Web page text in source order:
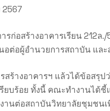
2567
สร้างอาคารเรียน 212ล./
อต่อผู้อำนวยการสถาบัน แล
สร้างอาคารฯ แล้วได้ข้อสรุ
รียบร้อย ทั้งนี้ คณะทำงานได้
านต่อสถาบันวิทยาลัยชุมชน